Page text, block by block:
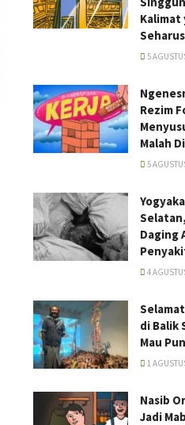
Kalimat
5
Rezim
Malah
5
Daging
4
di Balik
Mau
1
Nasib
Jadi